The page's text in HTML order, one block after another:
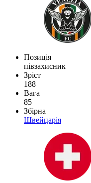
Позиція
півзахисник
Зріст
188
Вага
85
Збірна
Швейцарія